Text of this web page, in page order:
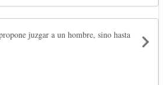
juzgar a un hombre, sino hasta